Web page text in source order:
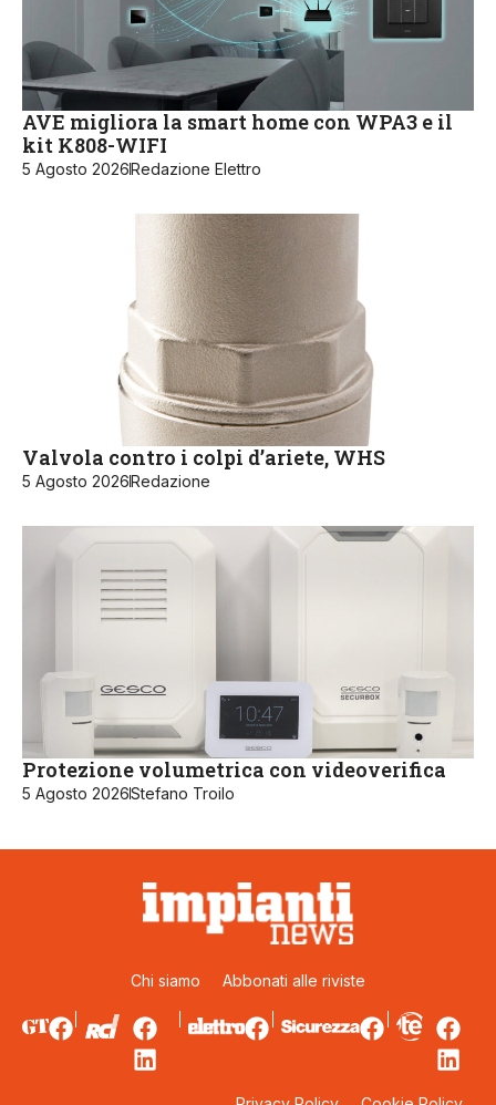
AVE migliora la smart home con WPA3 e il
kit K808-WIFI
5 Agosto 2026Redazione Elettro
Valvola contro i colpi d’ariete, WHS
5 Agosto 2026Redazione
Protezione volumetrica con videoverifica
5 Agosto 2026Stefano Troilo
Chi siamo Abbonati alle riviste